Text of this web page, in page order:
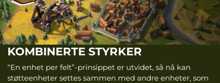
KOMBINERTE STYRKER
“En enhet per felt”-prinsippet er utvidet, så nå kan
støtteenheter settes sammen med andre enheter, som